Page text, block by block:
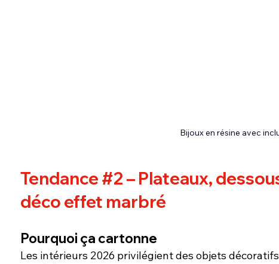
Bijoux en résine avec
Tendance #2 – Plateaux,
déco effet marbré
Pourquoi ça cartonne
Les intérieurs 2026 privilégient des objets